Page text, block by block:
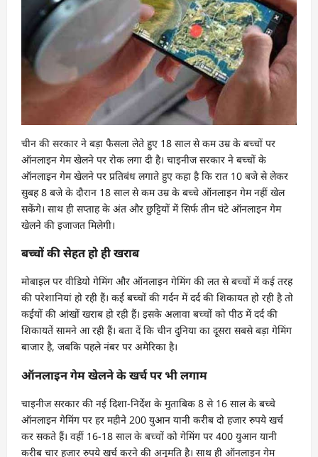
चीन की सरकार ने बड़ा फैसला लेते हुए 18 साल से कम उम्र के बच्चों पर
ऑनलाइन गेम खेलने पर रोक लगा दी है। चाइनीज सरकार ने बच्चों के
ऑनलाइन गेम खेलने पर प्रतिबंध लगाते हुए कहा है कि रात 10 बजे से लेकर
सुबह 8 बजे के दौरान 18 साल से कम उम्र के बच्चे ऑनलाइन गेम नहीं खेल
सकेंगे। साथ ही सप्ताह के अंत और छुट्टियों में सिर्फ तीन घंटे ऑनलाइन गेम
खेलने की इजाजत मिलेगी।
बच्चों की सेहत हो ही खराब
मोबाइल पर वीडियो गेमिंग और ऑनलाइन गेमिंग की लत से बच्चों में कई तरह
की परेशानियां हो रही हैं। कई बच्चों की गर्दन में दर्द की शिकायत हो रही है तो
कईयों की आंखों खराब हो रही हैं। इसके अलावा बच्चों को पीठ में दर्द की
शिकायतें सामने आ रही हैं। बता दें कि चीन दुनिया का दूसरा सबसे बड़ा गेमिंग
बाजार है, जबकि पहले नंबर पर अमेरिका है।
ऑनलाइन गेम खेलने के खर्च पर भी लगाम
चाइनीज सरकार की नई दिशा-निर्देश के मुताबिक 8 से 16 साल के बच्चे
ऑनलाइन गेमिंग पर हर महीने 200 युआन यानी करीब दो हजार रुपये खर्च
कर सकते हैं। वहीं 16-18 साल के बच्चों को गेमिंग पर 400 युआन यानी
करीब चार हजार रुपये खर्च करने की अनुमति है। साथ ही ऑनलाइन गेम